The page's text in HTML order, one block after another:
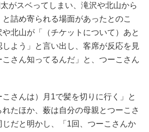
がスベってしまい、滝沢や北山から
と詰め寄られる場面があったとのこ
北山が「（チケットについて）あと
よう」と言い出し、客席が反応を見
さん知ってるんだ」と、つーこさん
さんは）月1で髪を切りに行く」と
たほか、薮は自分の母親とつーこさ
じだと明かし、「1回、つーこさんか